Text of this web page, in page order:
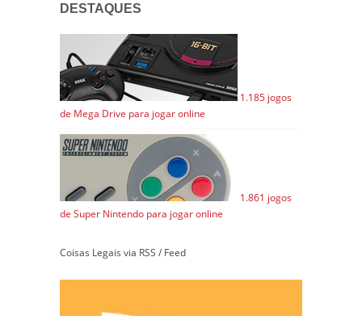
DESTAQUES
1.185 jogos
de Mega Drive para jogar online
1.861 jogos
de Super Nintendo para jogar online
Coisas Legais via RSS / Feed